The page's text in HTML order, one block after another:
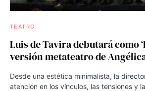
TEATRO
Luis de Tavira debutará como
versión metateatro de
Desde una estética minimalista, la
atención en los vínculos, las tensiones y